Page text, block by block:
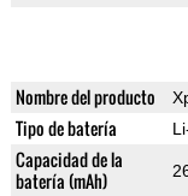
Nombre del producto
Tipo de batería
Capacidad de la
batería (mAh)